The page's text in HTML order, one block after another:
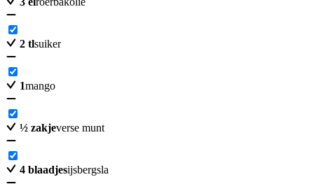
2 tlsuiker
1mango
½ zakjeverse munt
4 blaadjesijsbergsla